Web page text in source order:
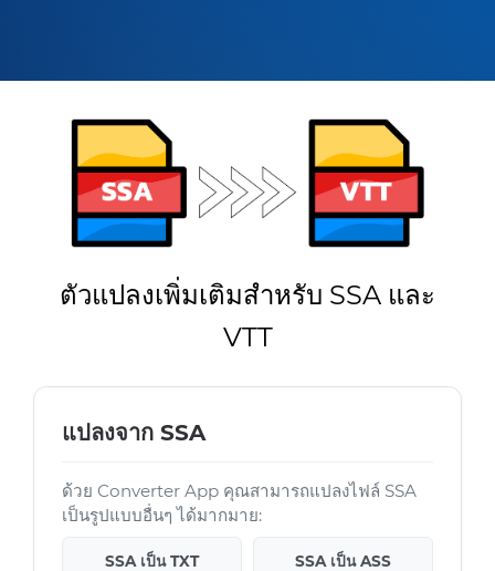
ตัวแปลงเพิ่มเติมสำหรับ SSA และ
VTT
แปลงจาก SSA
ด้วย Converter App คุณสามารถแปลงไฟล์ SSA
เป็นรูปแบบอื่นๆ ได้มากมาย:
SSA เป็น TXT SSA เป็น ASS